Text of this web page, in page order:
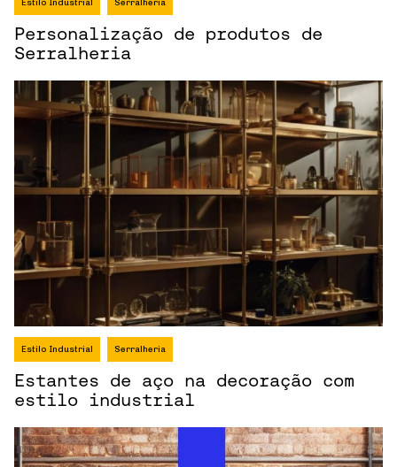
Estilo Industrial Serralheria
Personalização de produtos de
Serralheria
Estilo Industrial Serralheria
Estantes de aço na decoração com
estilo industrial